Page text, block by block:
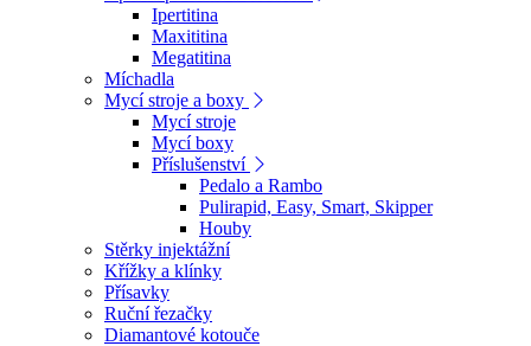
Ipertitina
Maxititina
Megatitina
Míchadla
Mycí stroje a boxy
Mycí stroje
Mycí boxy
Příslušenství
Pedalo a Rambo
Pulirapid, Easy, Smart, Skipper
Houby
Stěrky injektážní
Křížky a klínky
Přísavky
Ruční řezačky
Diamantové kotouče